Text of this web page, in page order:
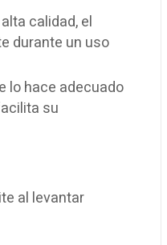
calidad, el
durante un uso
lo hace adecuado
su
al levantar